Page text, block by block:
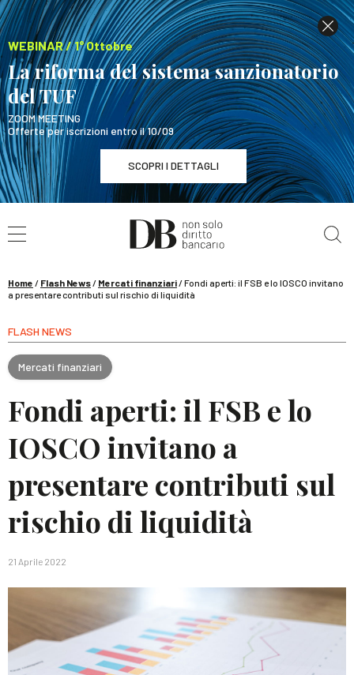
WEBINAR / 1° Ottobre
La riforma del sistema sanzionatorio
del TUF
ZOOM MEETING
Offerte per iscrizioni entro il 10/09
SCOPRI I DETTAGLI
WEBINAR / 1° Ottobre
La riforma del sistema sanzionatorio del TUF
Home / Flash News/ Mercati finanziari/Fondi aperti: il FSB e lo IOSCO invitano
a presentare contributi sul rischio di liquidità
FLASH NEWS
Mercati finanziari
Fondi aperti: il FSB e lo
IOSCO invitano a
presentare contributi sul
rischio di liquidità
21 Aprile 2022